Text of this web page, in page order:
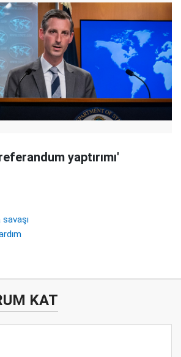
yaptırımı'
KAT